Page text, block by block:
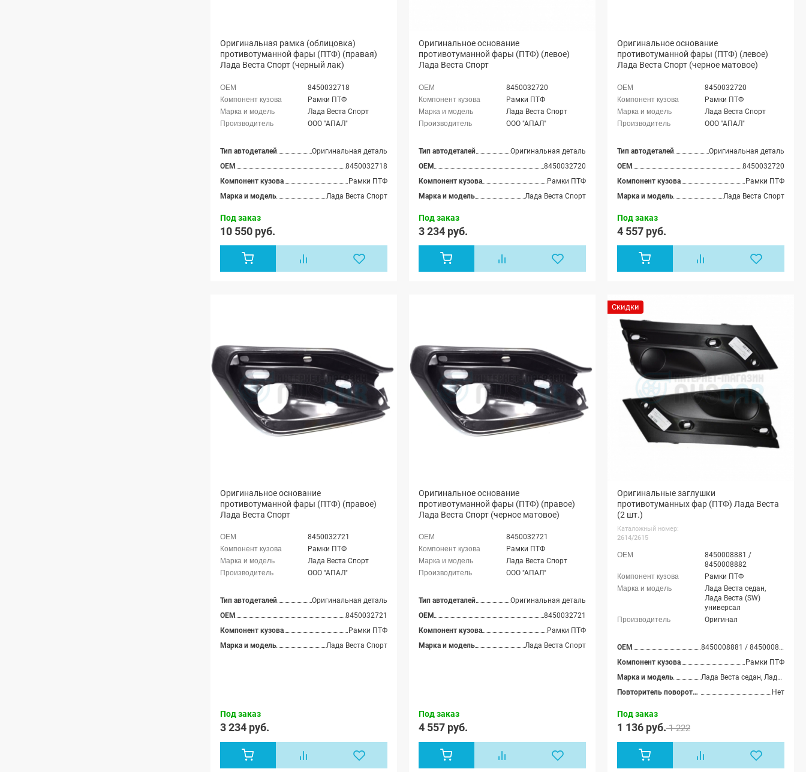
Оригинальная рамка (облицовка)
противотуманной фары (ПТФ) (правая)
Лада Веста Спорт (черный лак)
8450032718
Рамки ПТФ
Лада Веста Спорт
ООО "АПАЛ"
Тип автодеталей
Оригинальная деталь
OEM
8450032718
Компонент кузова
Рамки ПТФ
Марка и модель
Лада Веста Спорт
Под заказ
10 550 руб.
Оригинальное основание
противотуманной фары (ПТФ) (левое)
Лада Веста Спорт
8450032720
Рамки ПТФ
Лада Веста Спорт
ООО "АПАЛ"
Тип автодеталей
Оригинальная деталь
OEM
8450032720
Компонент кузова
Рамки ПТФ
Марка и модель
Лада Веста Спорт
Под заказ
3 234 руб.
Оригинальное основание
противотуманной фары (ПТФ) (левое)
Лада Веста Спорт (черное матовое)
8450032720
Рамки ПТФ
Лада Веста Спорт
ООО "АПАЛ"
Тип автодеталей
Оригинальная деталь
OEM
8450032720
Компонент кузова
Рамки ПТФ
Марка и модель
Лада Веста Спорт
Под заказ
4 557 руб.
Оригинальное основание
противотуманной фары (ПТФ) (правое)
Лада Веста Спорт
8450032721
Рамки ПТФ
Лада Веста Спорт
ООО "АПАЛ"
Тип автодеталей
Оригинальная деталь
OEM
8450032721
Компонент кузова
Рамки ПТФ
Марка и модель
Лада Веста Спорт
Под заказ
3 234 руб.
Оригинальное основание
противотуманной фары (ПТФ) (правое)
Лада Веста Спорт (черное матовое)
8450032721
Рамки ПТФ
Лада Веста Спорт
ООО "АПАЛ"
Тип автодеталей
Оригинальная деталь
OEM
8450032721
Компонент кузова
Рамки ПТФ
Марка и модель
Лада Веста Спорт
Под заказ
4 557 руб.
Скидки
Оригинальные заглушки
противотуманных фар (ПТФ) Лада Веста
(2 шт.)
Каталожный номер:
2614/2615
8450008881 /
8450008882
Рамки ПТФ
Лада Веста седан,
Лада Веста (SW)
универсал
Оригинал
OEM
8450008881 / 8450008882
Компонент кузова
Рамки ПТФ
Марка и модель
Лада Веста седан, Лада Веста (SW) универсал
Повторитель поворотника
Нет
Под заказ
1 136 руб.1 222